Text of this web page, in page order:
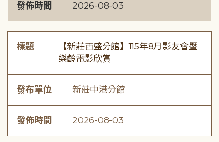
發佈時間 2026-08-03
標題
【新莊西盛分館】115年8月影友會暨
樂齡電影欣賞
發布單位 新莊中港分館
發佈時間 2026-08-03